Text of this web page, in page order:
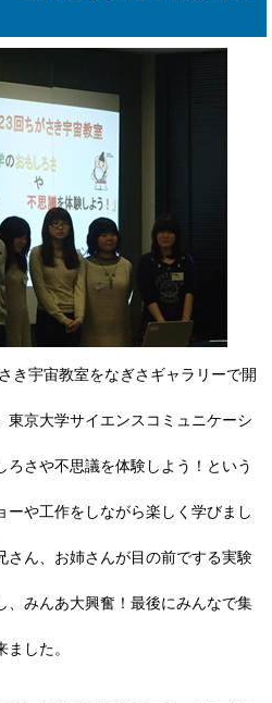
き宇宙教室をなぎさギャラリーで開
東京大学サイエンスコミュニケーシ
さや不思議を体験しよう！という
ーや工作をしながら楽しく学びまし
さん、お姉さんが目の前でする実験
、みんあ大興奮！最後にみんなで集
した。